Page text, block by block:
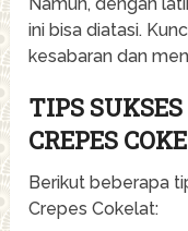
ini bisa diatasi.
kesabaran dan
TIPS
CREPES
Berikut beberapa
Crepes Cokelat: